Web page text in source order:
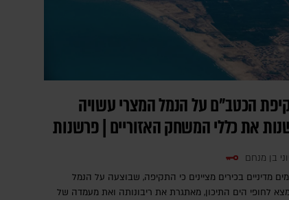
הכטב"ם על הנמל המצרי עשויה
את כללי המשחק האזוריים | פרשנות
יוני בן מנחם
מדיניים בכירים מציינים כי התקיפה, שבוצעה על הנמל
לחופי הים התיכון, מאתגרת את ריבונותה ואת מעמדה של